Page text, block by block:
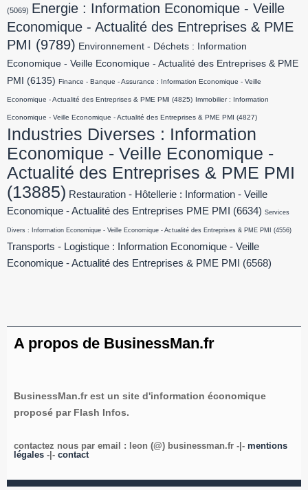
(5069) Energie : Information Economique - Veille
Economique - Actualité des Entreprises & PME
PMI (9789) Environnement - Déchets : Information
Economique - Veille Economique - Actualité des Entreprises & PME
PMI
(6135) Finance - Banque - Assurance : Information Economique - Veille
Economique - Actualité des Entreprises & PME PMI (4825) Immobilier : Information
Economique - Veille Economique - Actualité des Entreprises & PME PMI (4827)
Industries Diverses : Information
Economique - Veille Economique -
Actualité des Entreprises & PME PMI
(13885) Restauration - Hôtellerie : Information - Veille
Economique - Actualité des Entreprises PME PMI
(6634) Services
Divers : Information Economique - Veille Economique - Actualité des Entreprises & PME PMI (4556)
Transports - Logistique : Information Economique - Veille
Economique - Actualité des Entreprises & PME PMI
(6568)
A propos de BusinessMan.fr
BusinessMan.fr est un site d'information économique
proposé par Flash Infos.
contactez nous par email : leon (@) businessman.fr -|- mentions
légales -|- contact